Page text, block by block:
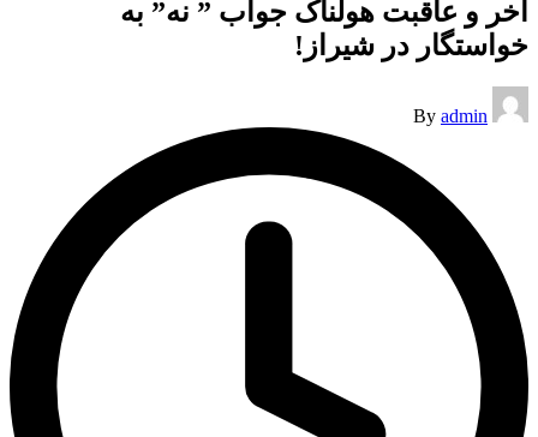
آخر و عاقبت هولناک جواب ” نه” به
خواستگار در شیراز!
Posted
by
By admin